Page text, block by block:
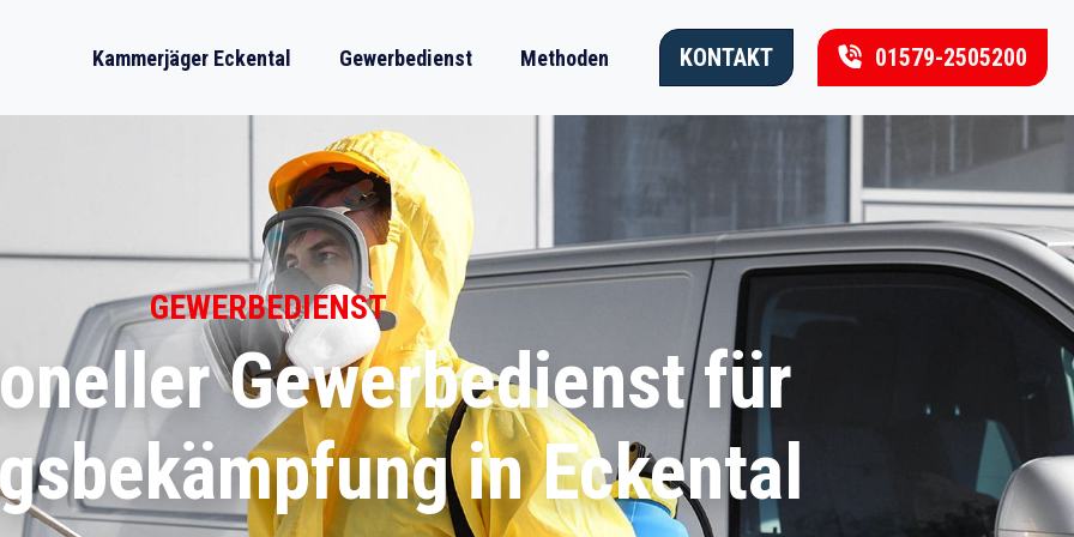
Kammerjäger Eckental Gewerbedienst Methoden KONTAKT 01579-2505200
GEWERBEDIENST
Gewerbedienst für
in Eckental